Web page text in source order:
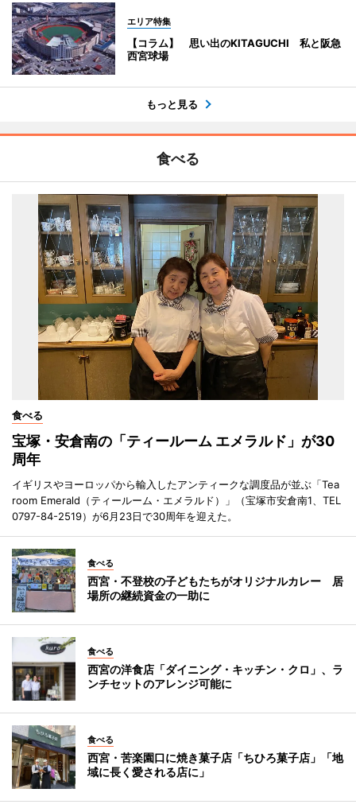
エリア特集
【コラム】 思い出のKITAGUCHI 私と阪急
西宮球場
もっと見る
食べる
食べる
宝塚・安倉南の「ティールーム エメラルド」が30
周年
イギリスやヨーロッパから輸入したアンティークな調度品が並ぶ「Tea
room Emerald（ティールーム・エメラルド）」（宝塚市安倉南1、TEL
0797-84-2519）が6月23日で30周年を迎えた。
食べる
西宮・不登校の子どもたちがオリジナルカレー 居
場所の継続資金の一助に
食べる
西宮の洋食店「ダイニング・キッチン・クロ」、ラ
ンチセットのアレンジ可能に
食べる
西宮・苦楽園口に焼き菓子店「ちひろ菓子店」「地
域に長く愛される店に」